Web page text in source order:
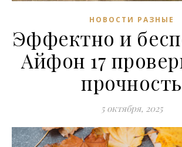
НОВОСТИ РАЗНЫЕ
Эффектно и
Айфон 17
прочность
5 октября, 2025